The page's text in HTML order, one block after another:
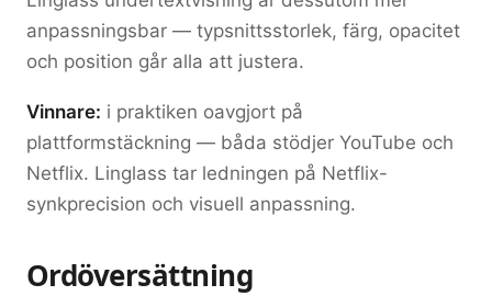
anpassningsbar — typsnittsstorlek, färg, opacitet
och position går alla att justera.
Vinnare: i praktiken oavgjort på
plattformstäckning — båda stödjer YouTube och
Netflix. Linglass tar ledningen på Netflix-
synkprecision och visuell anpassning.
Ordöversättning